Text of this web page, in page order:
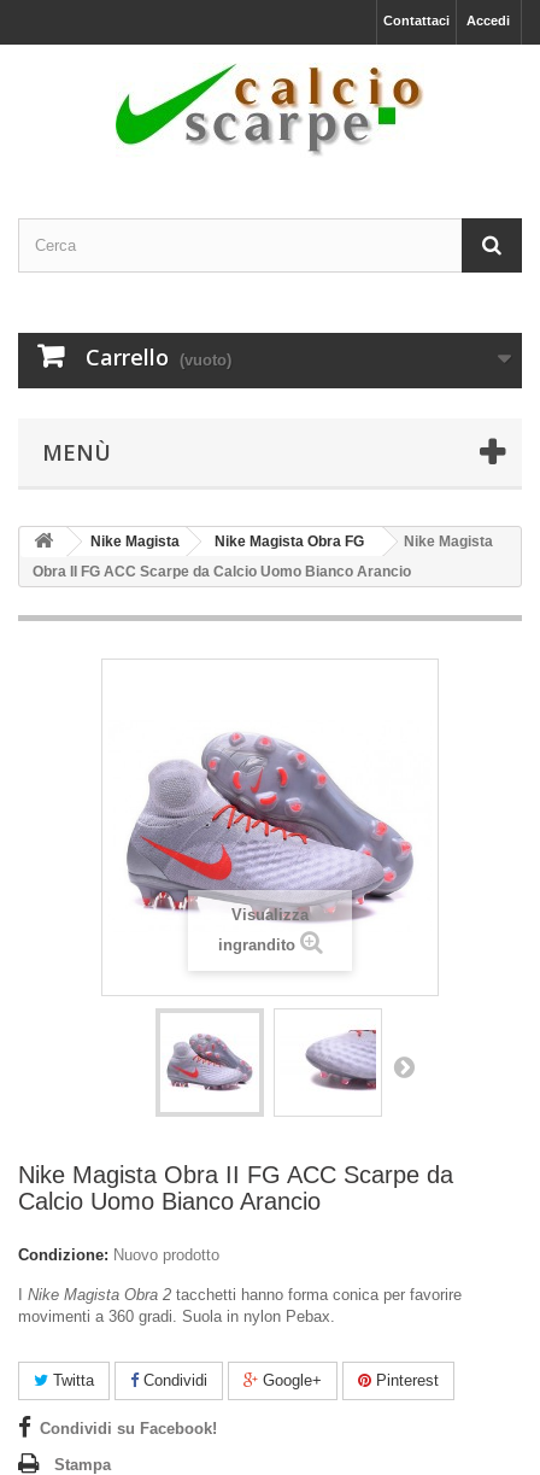
Accedi
Contattaci
Carrello (vuoto)
MENÙ
Nike Magista Nike Magista Obra FG
Nike Magista
Obra II FG ACC Scarpe da Calcio Uomo Bianco Arancio
Visualizza
ingrandito
Nike Magista Obra II FG ACC Scarpe da
Calcio Uomo Bianco Arancio
Condizione: Nuovo prodotto
Nike Magista Obra 2 tacchetti hanno forma conica per favorire
movimenti a 360 gradi. Suola in nylon Pebax.
Twitta Condividi Google+ Pinterest
Condividi su Facebook!
Stampa